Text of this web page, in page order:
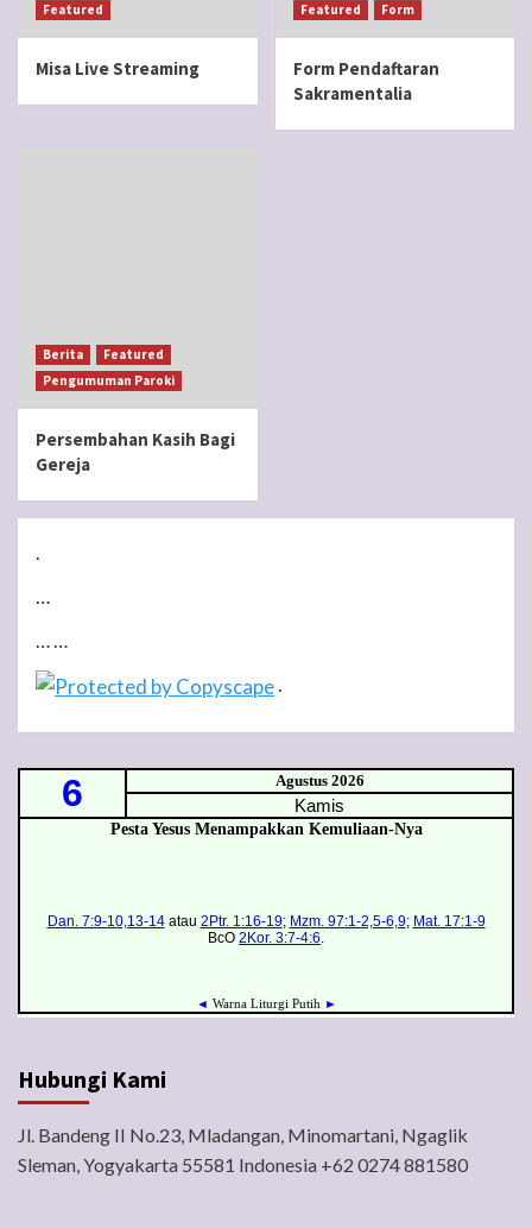
Featured
Misa Live Streaming
Featured Form
Form Pendaftaran
Sakramentalia
Berita
Featured
Pengumuman Paroki
Persembahan Kasih Bagi
Gereja
.
…
……
.
Hubungi Kami
Jl. Bandeng II No.23, Mladangan, Minomartani, Ngaglik
Sleman, Yogyakarta 55581 Indonesia +62 0274 881580